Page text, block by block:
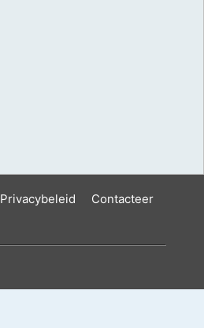
Privacybeleid
Contacteer